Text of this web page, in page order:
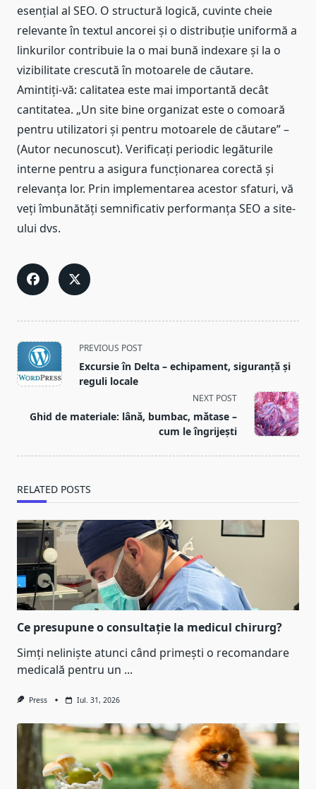
esențial al SEO. O structură logică, cuvinte cheie
relevante în textul ancorei și o distribuție uniformă a
linkurilor contribuie la o mai bună indexare și la o
vizibilitate crescută în motoarele de căutare.
Amintiți-vă: calitatea este mai importantă decât
cantitatea. „Un site bine organizat este o comoară
pentru utilizatori și pentru motoarele de căutare” –
(Autor necunoscut). Verificați periodic legăturile
interne pentru a asigura funcționarea corectă și
relevanța lor. Prin implementarea acestor sfaturi, vă
veți îmbunătăți semnificativ performanța SEO a site-
ului dvs.
<span
class="nav-
subtitle
reader-
PREVIOUS POST
Excursie în Delta – echipament, siguranță și
reguli locale
NEXT POST
Ghid de materiale: lână, bumbac, mătase –
cum le îngrijești
RELATED POSTS
Ce presupune o consultație la medicul chirurg?
Simți neliniște atunci când primești o recomandare
medicală pentru un ...
Press Iul. 31, 2026